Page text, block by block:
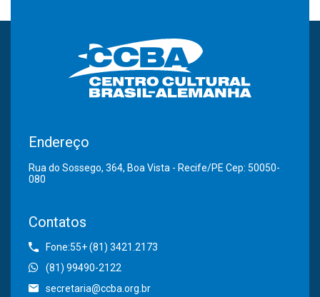
Endereço
Rua do Sossego, 364, Boa Vista - Recife/PE Cep: 50050-
080
Contatos
Fone:55+ (81) 3421.2173
(81) 99490-2122
secretaria@ccba.org.br